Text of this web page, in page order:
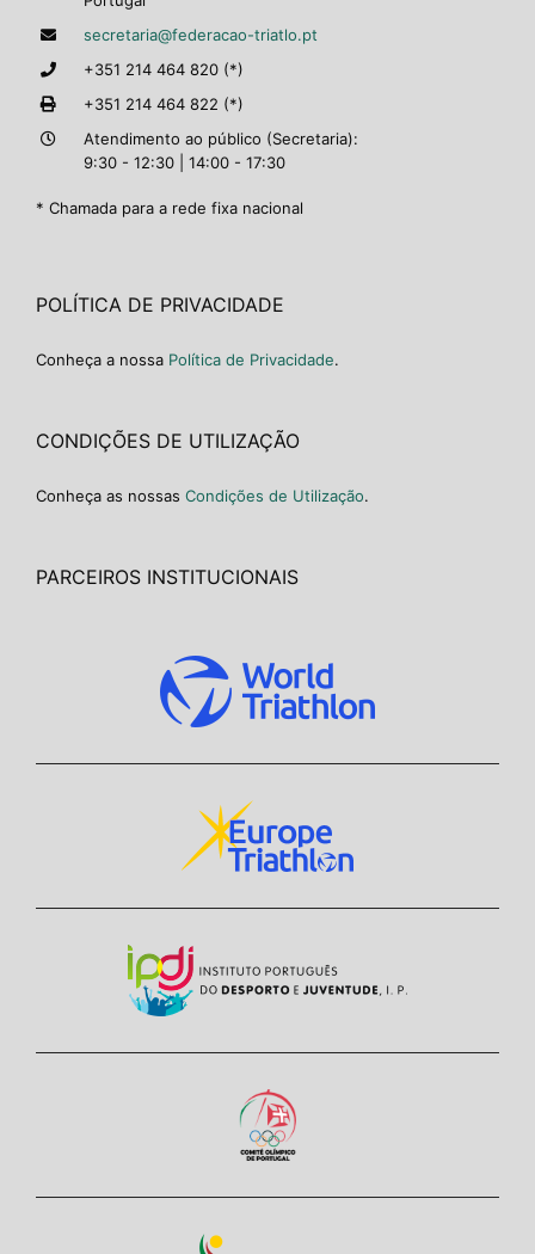
secretaria@federacao-triatlo.pt
+351 214 464 820 (*)
+351 214 464 822 (*)
Atendimento ao público (Secretaria):
9:30 - 12:30 | 14:00 - 17:30
* Chamada para a rede fixa nacional
POLÍTICA DE PRIVACIDADE
Conheça a nossa Política de Privacidade.
CONDIÇÕES DE UTILIZAÇÃO
Conheça as nossas Condições de Utilização.
PARCEIROS INSTITUCIONAIS